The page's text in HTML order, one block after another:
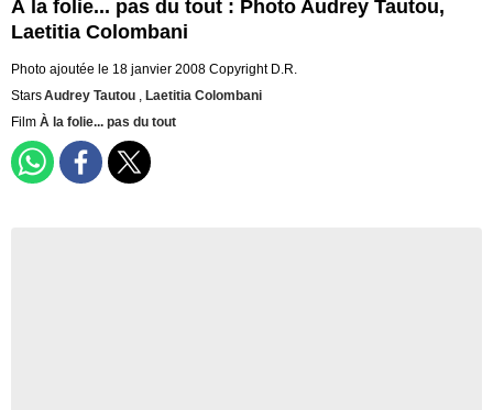
À la folie... pas du tout : Photo Audrey Tautou,
Laetitia Colombani
Photo ajoutée le 18 janvier 2008 Copyright D.R.
StarsAudrey Tautou , Laetitia Colombani
Film À la folie... pas du tout